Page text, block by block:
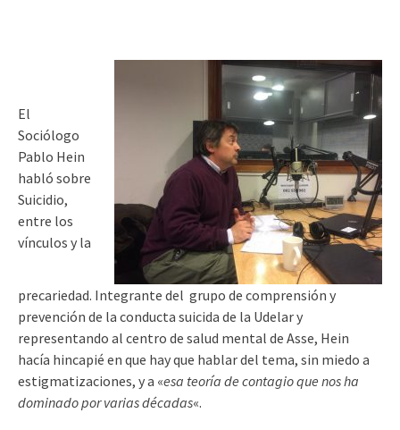
El
Sociólogo
Pablo Hein
habló sobre
Suicidio,
entre los
vínculos y la
precariedad. Integrante del grupo de comprensión y
prevención de la conducta suicida de la Udelar y
representando al centro de salud mental de Asse, Hein
hacía hincapié en que hay que hablar del tema, sin miedo a
estigmatizaciones, y a «esa teoría de contagio que nos ha
dominado por varias décadas«.